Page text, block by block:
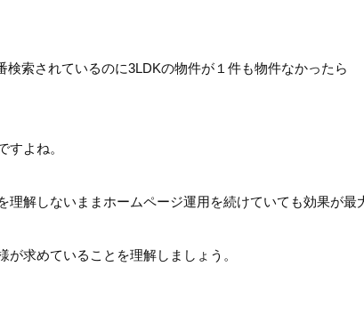
検索されているのに3LDKの物件が１件も物件なかったら
すよね。
理解しないままホームページ運用を続けていても効果が最
が求めていることを理解しましょう。